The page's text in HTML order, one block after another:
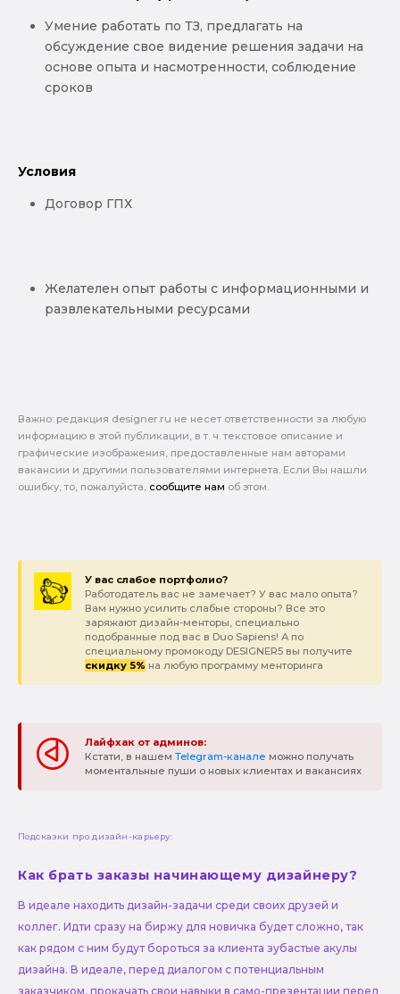
Умение работать по ТЗ, предлагать на
обсуждение свое видение решения задачи на
основе опыта и насмотренности, соблюдение
сроков
Условия
Договор ГПХ
Желателен опыт работы с информационными и
развлекательными ресурсами
Важно: pедакция designer.ru не несет ответственности за любую
информацию в этой публикации, в т. ч. текстовое описание и
графические изображения, предоставленные нам авторами
вакансии и другими пользователями интернета. Если Вы нашли
ошибку, то, пожалуйста, сообщите нам об этом.
У вас слабое портфолио?
Работодатель вас не замечает? У вас мало опыта?
Вам нужно усилить слабые стороны? Все это
заряжают дизайн-менторы, специально
подобранные под вас в Duo Sapiens! А по
специальному промокоду DESIGNER5 вы получите
скидку 5% на любую программу менторинга
Лайфхак от админов:
Кстати, в нашем Telegram-канале можно получать
моментальные пуши о новых клиентах и вакансиях
Подсказки про дизайн-карьеру:
Как брать заказы начинающему дизайнеру?
В идеале находить дизайн-задачи среди своих друзей и
коллег. Идти сразу на биржу для новичка будет сложно, так
как рядом с ним будут бороться за клиента зубастые акулы
дизайна. В идеале, перед диалогом с потенциальным
заказчиком, прокачать свои навыки в само-презентации перед